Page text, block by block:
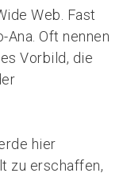
Web. Fast
Oft nennen
Vorbild, die
hier
zu erschaffen,